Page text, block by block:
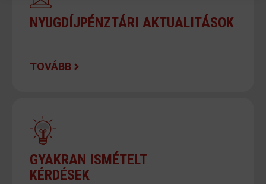
NYUGDÍJPÉNZTÁRI AKTUALITÁSOK
TOVÁBB
GYAKRAN ISMÉTELT
KÉRDÉSEK